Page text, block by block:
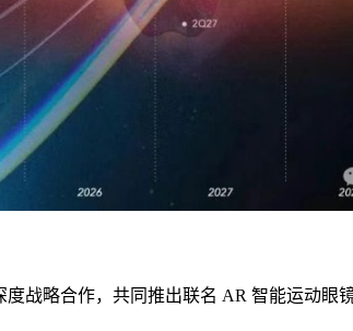
略合作，共同推出联名 AR 智能运动眼镜